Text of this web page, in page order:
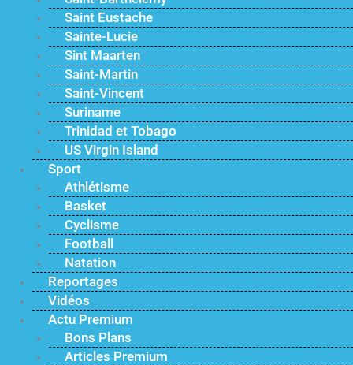
Saint Eustache
Sainte-Lucie
Sint Maarten
Saint-Martin
Saint-Vincent
Suriname
Trinidad et Tobago
US Virgin Island
Sport
Athlétisme
Basket
Cyclisme
Football
Natation
Reportages
Vidéos
Actu Premium
Bons Plans
Articles Premium